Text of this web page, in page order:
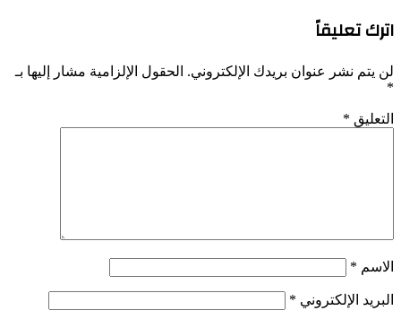
اترك تعليقاً
لن يتم نشر عنوان بريدك الإلكتروني. الحقول الإلزامية مشار إليها بـ
*
التعليق *
الاسم *
البريد الإلكتروني *